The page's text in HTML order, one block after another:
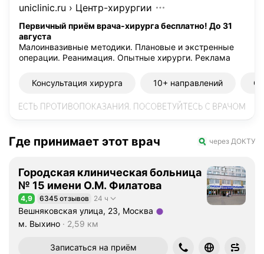
uniclinic.ru › Центр-хирургии
Первичный приём врача-хирурга бесплатно! До 31
августа
Малоинвазивные методики. Плановые и экстренные
операции. Реанимация. Опытные хирурги. Реклама
Консультация хирурга 10+ направлений
Где принимает этот врач через ДОКТУ
Городская клиническая больница
№ 15 имени О.М. Филатова
Рейтинг 4,9 из 5
4,9 6345 отзывов 24 ч
Вешняковская улица, 23, Москва
Метро м. Выхино Расстояние 2,59 км
м. Выхино 2,59 км
Записаться на приём